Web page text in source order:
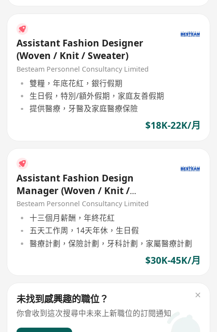
Assistant Fashion Designer
(Woven / Knit / Sweater)
Besteam Personnel Consultancy Limited
雙糧，年底花紅，銀行假期
生日假，特別/額外假期，家庭友善假期
提供醫療，牙醫及家庭醫療保險
$18K-22K/月
Assistant Fashion Design
Manager (Woven / Knit /
Sweater) - 5 days
Besteam Personnel Consultancy Limited
十三個月薪酬，年終花紅
五天工作周，14天年休，生日假
醫療計劃，保險計劃，牙科計劃，家屬醫療計劃
$30K-45K/月
未找到感興趣的職位？
你會收到這次搜尋中未來上新職位的訂閱通知